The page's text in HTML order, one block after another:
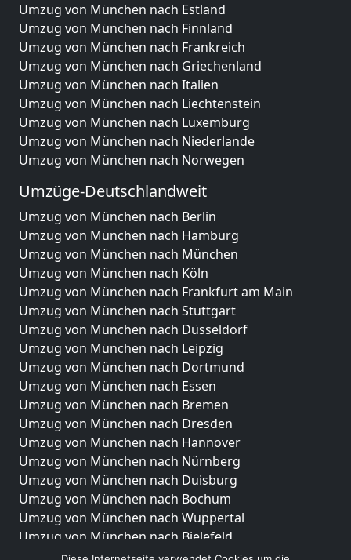
Umzug von München nach Estland
Umzug von München nach Finnland
Umzug von München nach Frankreich
Umzug von München nach Griechenland
Umzug von München nach Italien
Umzug von München nach Liechtenstein
Umzug von München nach Luxemburg
Umzug von München nach Niederlande
Umzug von München nach Norwegen
Umzüge-Deutschlandweit
Umzug von München nach Berlin
Umzug von München nach Hamburg
Umzug von München nach München
Umzug von München nach Köln
Umzug von München nach Frankfurt am Main
Umzug von München nach Stuttgart
Umzug von München nach Düsseldorf
Umzug von München nach Leipzig
Umzug von München nach Dortmund
Umzug von München nach Essen
Umzug von München nach Bremen
Umzug von München nach Dresden
Umzug von München nach Hannover
Umzug von München nach Nürnberg
Umzug von München nach Duisburg
Umzug von München nach Bochum
Umzug von München nach Wuppertal
Umzug von München nach Bielefeld
Umzug von München nach Bonn